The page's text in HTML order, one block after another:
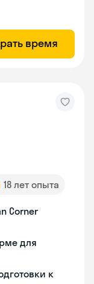
время
18 лет опыта
Corner
для
к